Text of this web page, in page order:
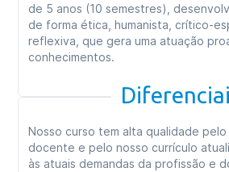
de 5 anos (10 semestres),
de forma ética, humanista, crítico-
reflexiva, que gera uma atuação
conhecimentos.
Nosso curso tem alta qualidade
docente e pelo nosso currículo
às atuais demandas da profissão e